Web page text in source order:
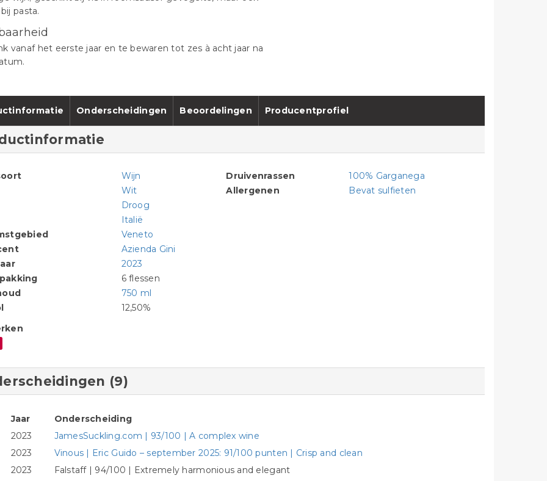
pasta.
vanaf het eerste jaar en te bewaren tot zes à acht jaar na
Onderscheidingen Beoordelingen Producentprofiel
Wijn
Wit
Droog
Italië
Veneto
Azienda Gini
2023
6 flessen
750 ml
12,50%
Druivenrassen
100% Garganega
Allergenen
Bevat sulfieten
(9)
Jaar
Onderscheiding
2023
JamesSuckling.com | 93/100 | A complex wine
2023
Vinous | Eric Guido – september 2025: 91/100 punten | Crisp and clean
2023
Falstaff | 94/100 | Extremely harmonious and elegant